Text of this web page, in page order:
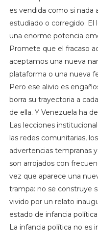
es vendida como si nada
estudiado o corregido.
una enorme potencia
Promete que el fracaso
aceptamos una nueva
plataforma o una nueva
Pero ese alivio es
borra su trayectoria a
de ella. Y Venezuela ha
Las lecciones
las redes comunitarias,
advertencias tempranas
son arrojados con
vez que aparece una
trampa: no se construye
vivido por un relato
estado de infancia política.
La infancia política no es